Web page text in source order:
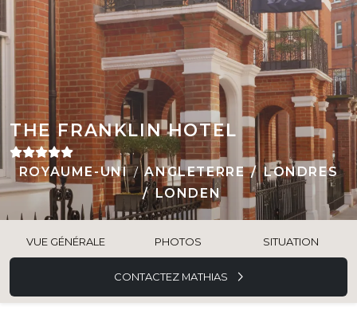
THE FRANKLIN HOTEL
ROYAUME-UNI ANGLETERRE
LONDRES
LONDEN
VUE GÉNÉRALE PHOTOS SITUATION
CONTACTEZ MATHIAS